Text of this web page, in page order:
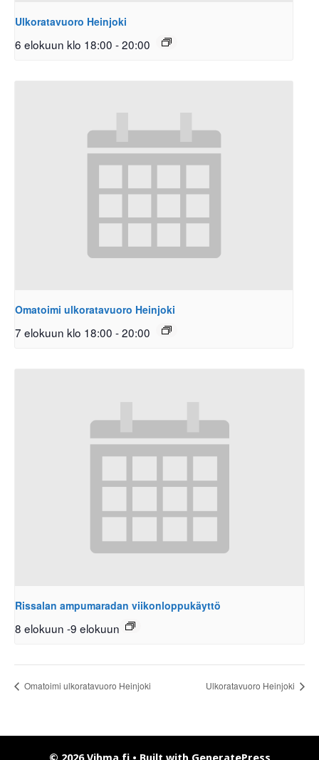
Ulkoratavuoro Heinjoki
6 elokuun klo 18:00 -20:00
Omatoimi ulkoratavuoro Heinjoki
7 elokuun klo 18:00 -20:00
Rissalan ampumaradan viikonloppukäyttö
8 elokuun -9 elokuun
Omatoimi ulkoratavuoro Heinjoki Ulkoratavuoro Heinjoki